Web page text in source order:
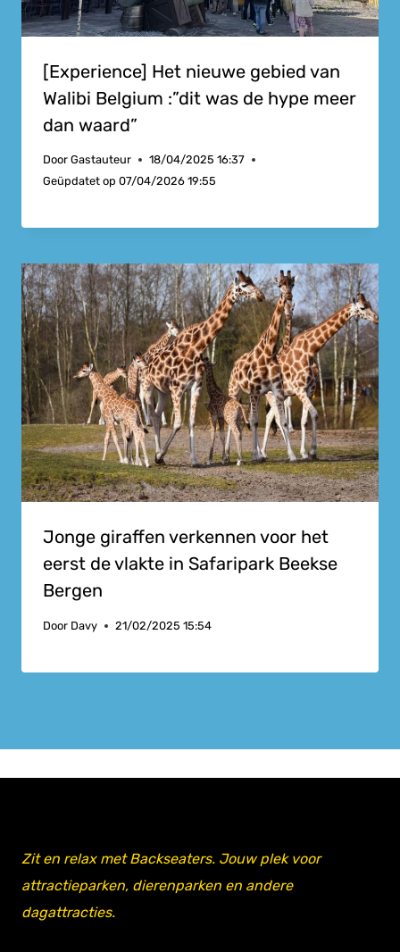
[Experience] Het nieuwe gebied van
Walibi Belgium :”dit was de hype meer
dan waard”
Door Gastauteur
18/04/2025 16:37
Geüpdatet op 07/04/2026 19:55
Jonge giraffen verkennen voor het
eerst de vlakte in Safaripark Beekse
Bergen
Door Davy 21/02/2025 15:54
Zit en relax met Backseaters. Jouw plek voor
attractieparken, dierenparken en andere
dagattracties.